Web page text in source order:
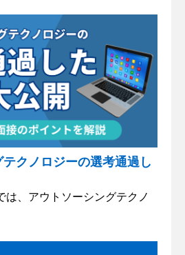
クノロジーの選考通過し
は、アウトソーシングテクノ